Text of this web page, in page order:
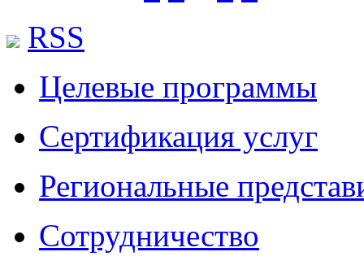
RSS
Целевые программы
Сертификация услуг
Региональные
Сотрудничество